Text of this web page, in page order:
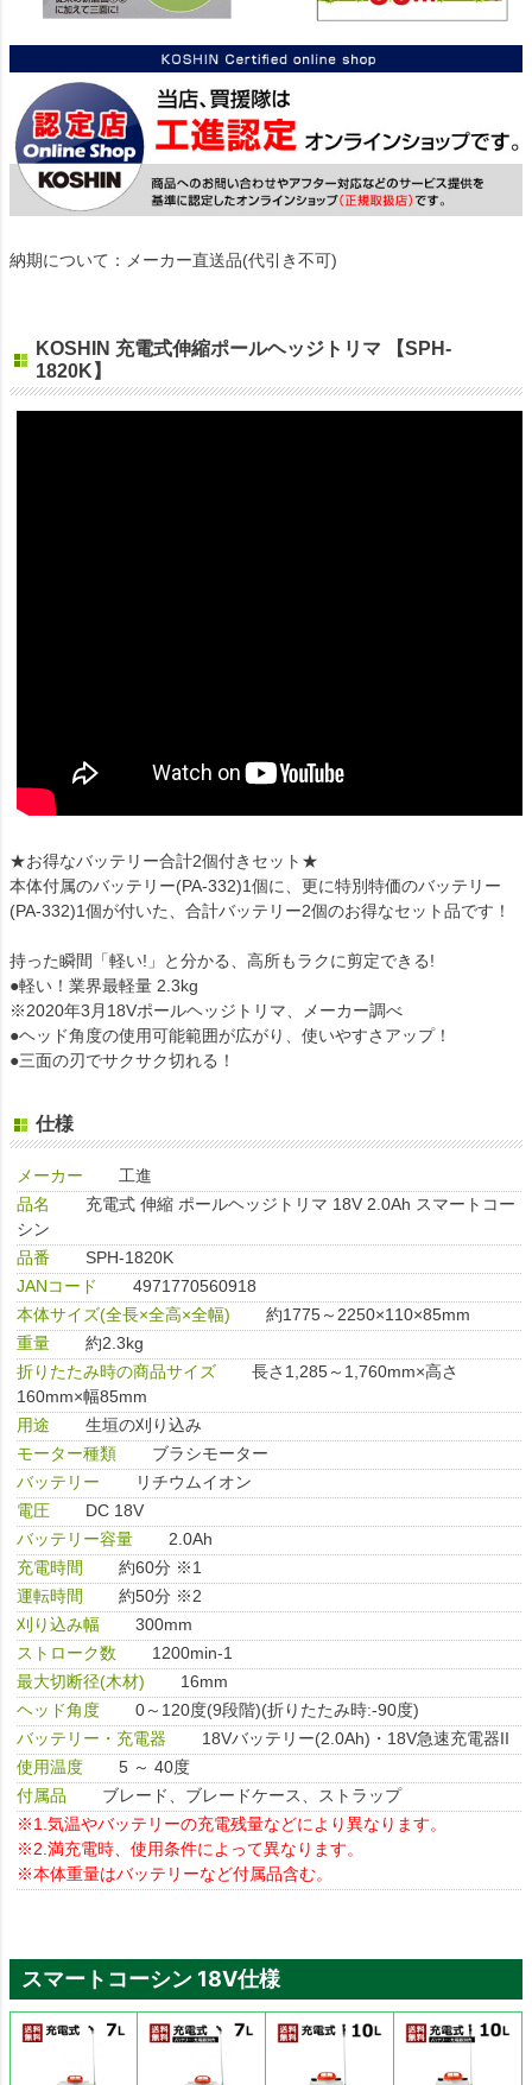
納期について：メーカー直送品(代引き不可)
KOSHIN 充電式伸縮ポールヘッジトリマ 【SPH-
1820K】
★お得なバッテリー合計2個付きセット★
本体付属のバッテリー(PA-332)1個に、更に特別特価のバッテリー
(PA-332)1個が付いた、合計バッテリー2個のお得なセット品です！
持った瞬間「軽い!」と分かる、高所もラクに剪定できる!
●軽い！業界最軽量 2.3kg
※2020年3月18Vポールヘッジトリマ、メーカー調べ
●ヘッド角度の使用可能範囲が広がり、使いやすさアップ！
●三面の刃でサクサク切れる！
仕様
メーカー
工進
品名
充電式 伸縮 ポールヘッジトリマ 18V 2.0Ah スマートコー
シン
品番
SPH-1820K
JANコード
4971770560918
本体サイズ(全長×全高×全幅)
約1775～2250×110×85mm
重量
約2.3kg
折りたたみ時の商品サイズ
長さ1,285～1,760mm×高さ
160mm×幅85mm
用途
生垣の刈り込み
モーター種類
ブラシモーター
バッテリー
リチウムイオン
電圧
DC 18V
バッテリー容量
2.0Ah
充電時間
約60分 ※1
運転時間
約50分 ※2
刈り込み幅
300mm
ストローク数
1200min-1
最大切断径(木材)
16mm
ヘッド角度
0～120度(9段階)(折りたたみ時:-90度)
バッテリー・充電器
18Vバッテリー(2.0Ah)・18V急速充電器II
使用温度
5 ～ 40度
付属品
ブレード、ブレードケース、ストラップ
※1.気温やバッテリーの充電残量などにより異なります。
※2.満充電時、使用条件によって異なります。
※本体重量はバッテリーなど付属品含む。